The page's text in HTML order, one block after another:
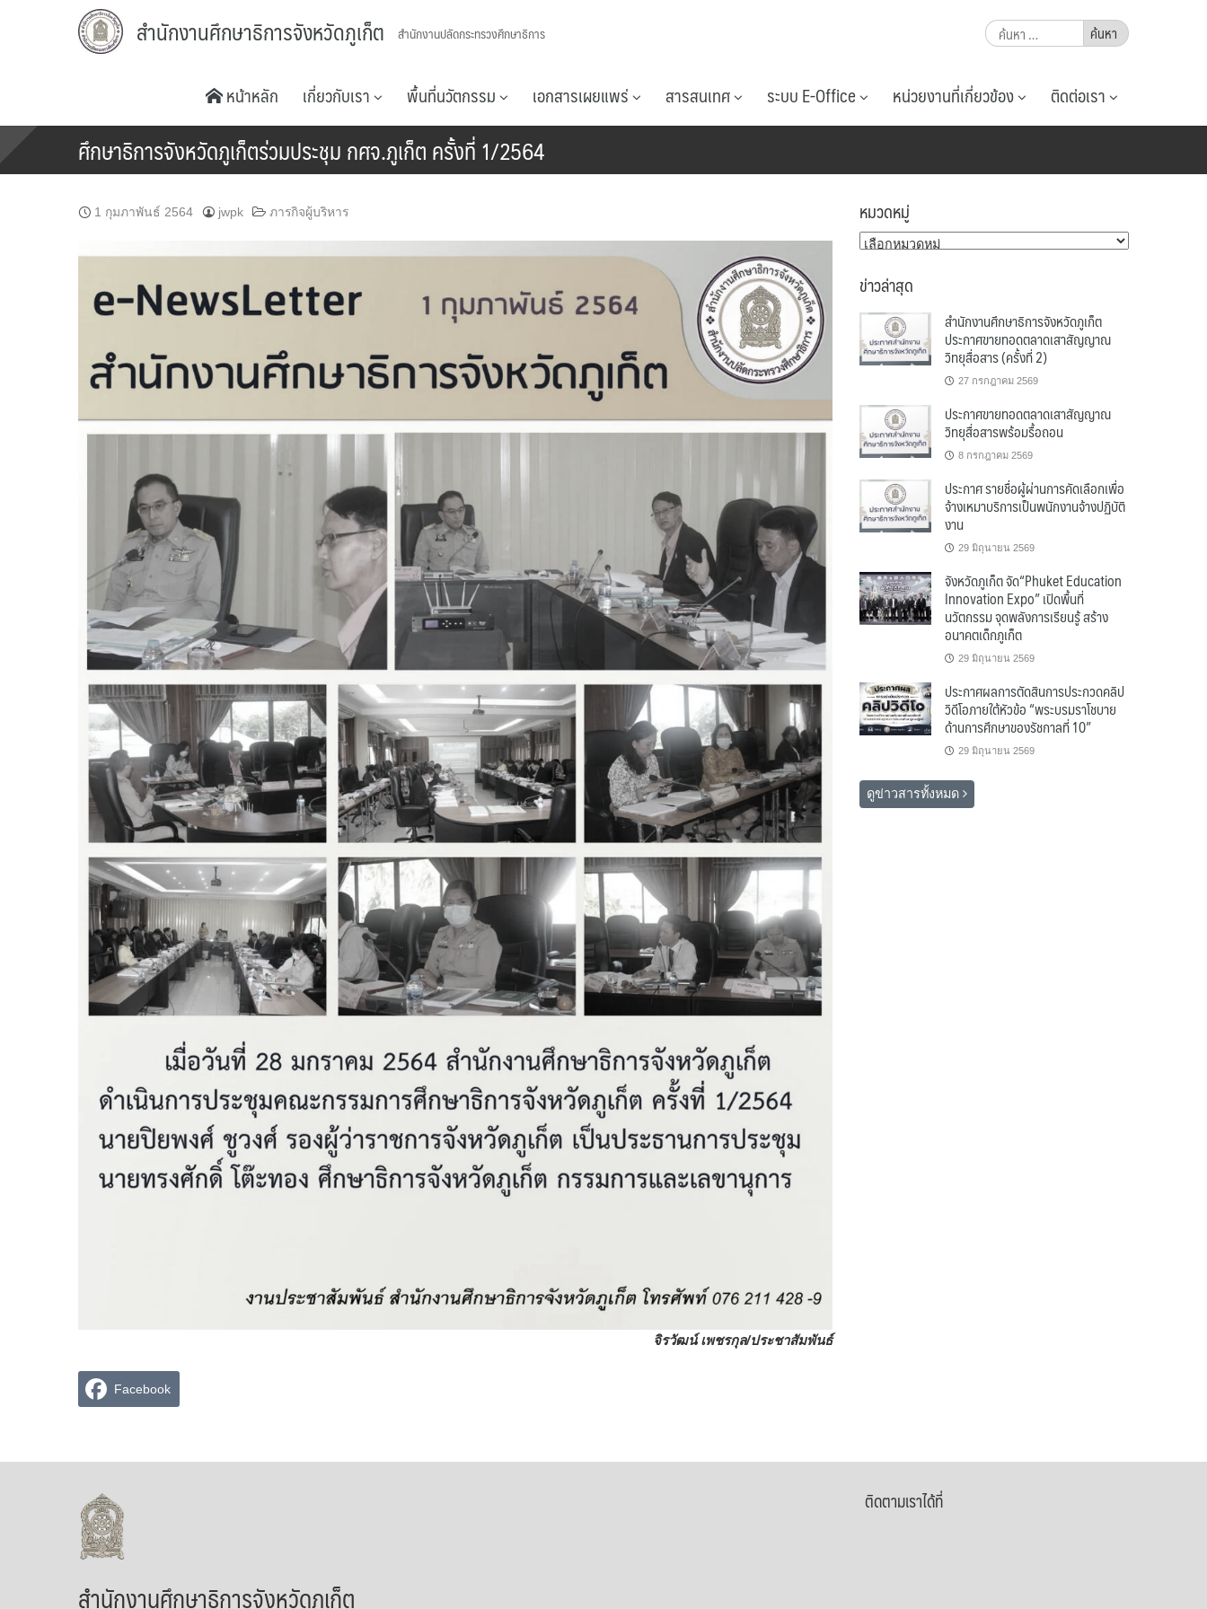
สำนักงานศึกษาธิการจังหวัดภูเก็ต สำนักงานปลัดกระทรวงศึกษาธิการ
ค้นหา
สำหรับ:
หน้าหลัก เกี่ยวกับเรา พื้นที่นวัตกรรม เอกสารเผยแพร่ สารสนเทศ ระบบ E-Office หน่วยงานที่เกี่ยวข้อง ติดต่อเรา
ศึกษาธิการจังหวัดภูเก็ตร่วมประชุม กศจ.ภูเก็ต ครั้งที่ 1/2564
1 กุมภาพันธ์ 2564 jwpk ภารกิจผู้บริหาร
จิรวัฒน์ เพชรกุล/ประชาสัมพันธ์
Facebook
หมวดหมู่
หมวด
ข่าวล่าสุด
สำนักงานศึกษาธิการจังหวัดภูเก็ต
ประกาศขายทอดตลาดเสาสัญญาณ
วิทยุสื่อสาร (ครั้งที่ 2)
27 กรกฎาคม 2569
ประกาศขายทอดตลาดเสาสัญญาณ
วิทยุสื่อสารพร้อมรื้อถอน
8 กรกฎาคม 2569
ประกาศ รายชื่อผู้ผ่านการคัดเลือกเพื่อ
จ้างเหมาบริการเป็นพนักงานจ้างปฏิบัติ
งาน
29 มิถุนายน 2569
จังหวัดภูเก็ต จัด“Phuket Education
Innovation Expo” เปิดพื้นที่
นวัตกรรม จุดพลังการเรียนรู้ สร้าง
อนาคตเด็กภูเก็ต
29 มิถุนายน 2569
ประกาศผลการตัดสินการประกวดคลิป
วิดีโอภายใต้หัวข้อ “พระบรมราโชบาย
ด้านการศึกษาของรัชกาลที่ 10”
29 มิถุนายน 2569
ดูข่าวสารทั้งหมด
สำนักงานศึกษาธิการจังหวัดภูเก็ต
ติดตามเราได้ที่